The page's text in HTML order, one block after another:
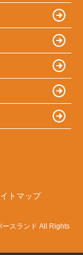
トマップ
スランド All Rights